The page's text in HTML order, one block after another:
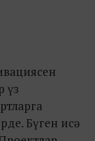
үз
Бүген исә